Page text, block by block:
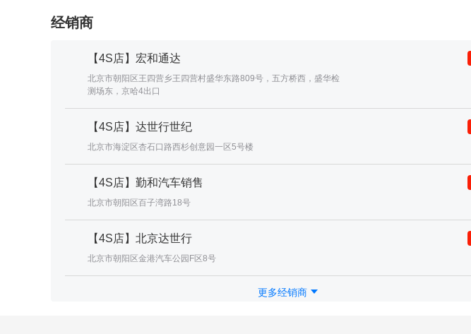
经销商
【4S店】宏和通达
北京市朝阳区王四营乡王四营村盛华东路809号，五方桥西，盛华检
测场东，京哈4出口
【4S店】达世行世纪
北京市海淀区杏石口路西杉创意园一区5号楼
【4S店】勤和汽车销售
北京市朝阳区百子湾路18号
【4S店】北京达世行
北京市朝阳区金港汽车公园F区8号
更多经销商